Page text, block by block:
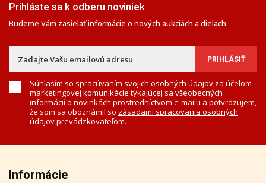
Prihláste sa k odberu noviniek
Budeme Vám zasielať informácie o nových aukciách a dielach.
Súhlasím so spracúvaním svojich osobných údajov za účelom
marketingovej komunikácie týkajúcej sa všeobecných
informácií o novinkách prostredníctvom e-mailu a potvrdzujem,
že som sa oboznámil so zásadami spracovania osobných
údajovprevádzkovateľom.
Informácie